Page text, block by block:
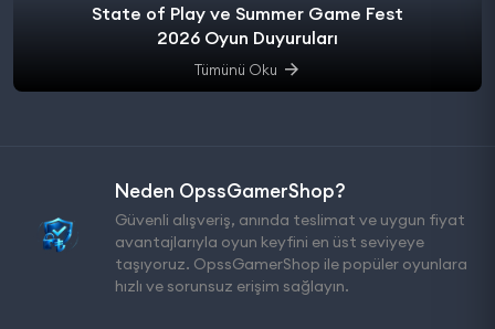
State of Play ve Summer Game Fest
2026 Oyun Duyuruları
Tümünü Oku
Neden OpssGamerShop?
Güvenli alışveriş, anında teslimat ve uygun fiyat
avantajlarıyla oyun keyfini en üst seviyeye
taşıyoruz. OpssGamerShop ile popüler oyunlara
hızlı ve sorunsuz erişim sağlayın.